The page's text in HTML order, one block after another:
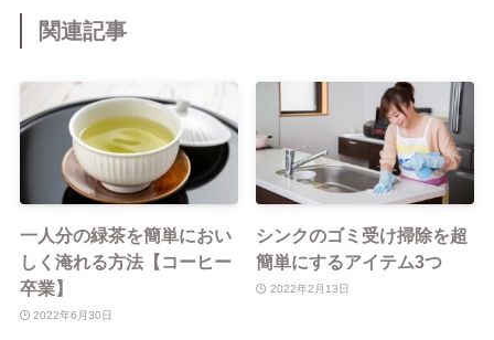
関連記事
一人分の緑茶を簡単におい
しく淹れる方法【コーヒー
卒業】
2022年6月30日
シンクのゴミ受け掃除を超
簡単にするアイテム3つ
2022年2月13日